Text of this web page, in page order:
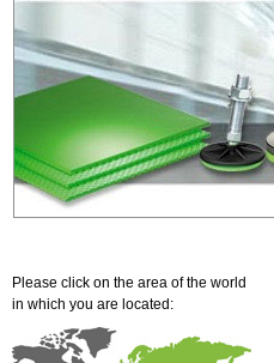
Please click on the area of the world
in which you are located: